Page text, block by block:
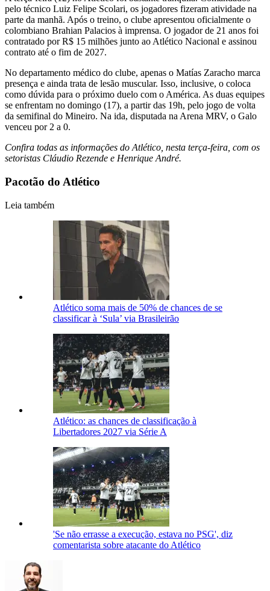
pelo técnico Luiz Felipe Scolari, os jogadores fizeram atividade na
parte da manhã. Após o treino, o clube apresentou oficialmente o
colombiano Brahian Palacios à imprensa. O jogador de 21 anos foi
contratado por R$ 15 milhões junto ao Atlético Nacional e assinou
contrato até o fim de 2027.
No departamento médico do clube, apenas o Matías Zaracho marca
presença e ainda trata de lesão muscular. Isso, inclusive, o coloca
como dúvida para o próximo duelo com o América. As duas equipes
se enfrentam no domingo (17), a partir das 19h, pelo jogo de volta
da semifinal do Mineiro. Na ida, disputada na Arena MRV, o Galo
venceu por 2 a 0.
Confira todas as informações do Atlético, nesta terça-feira, com os
setoristas Cláudio Rezende e Henrique André.
Pacotão do Atlético
Leia também
Atlético soma mais de 50% de chances de se
classificar à ‘Sula’ via Brasileirão
Atlético: as chances de classificação à
Libertadores 2027 via Série A
'Se não errasse a execução, estava no PSG', diz
comentarista sobre atacante do Atlético